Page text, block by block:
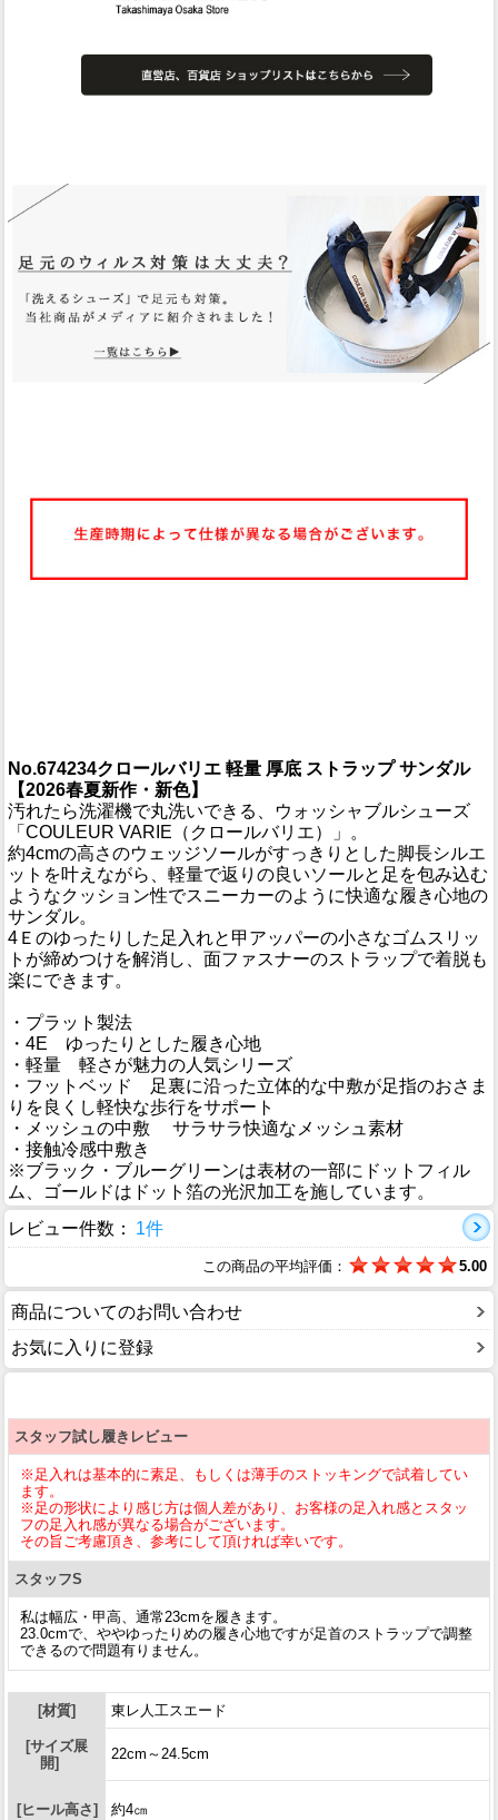
No.674234クロールバリエ 軽量 厚底 ストラップ サンダル
【2026春夏新作・新色】
汚れたら洗濯機で丸洗いできる、ウォッシャブルシューズ
「COULEUR VARIE（クロールバリエ）」。
約4cmの高さのウェッジソールがすっきりとした脚長シルエ
ットを叶えながら、軽量で返りの良いソールと足を包み込む
ようなクッション性でスニーカーのように快適な履き心地の
サンダル。
4Ｅのゆったりした足入れと甲アッパーの小さなゴムスリッ
トが締めつけを解消し、面ファスナーのストラップで着脱も
楽にできます。
・プラット製法
・4E ゆったりとした履き心地
・軽量 軽さが魅力の人気シリーズ
・フットベッド 足裏に沿った立体的な中敷が足指のおさま
りを良くし軽快な歩行をサポート
・メッシュの中敷 サラサラ快適なメッシュ素材
・接触冷感中敷き
※ブラック・ブルーグリーンは表材の一部にドットフィル
ム、ゴールドはドット箔の光沢加工を施しています。
レビュー件数：
1件
この商品の平均評価： 5.00
商品についてのお問い合わせ
お気に入りに登録
スタッフ試し履きレビュー
※足入れは基本的に素足、もしくは薄手のストッキングで試着してい
ます。
※足の形状により感じ方は個人差があり、お客様の足入れ感とスタッ
フの足入れ感が異なる場合がございます。
その旨ご考慮頂き、参考にして頂ければ幸いです。
スタッフS
私は幅広・甲高、通常23cmを履きます。
23.0cmで、ややゆったりめの履き心地ですが足首のストラップで調整
できるので問題有りません。
[材質] 東レ人工スエード
[サイズ展
開]
22cm～24.5cm
[ヒール高さ] 約4㎝